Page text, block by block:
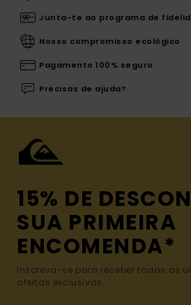
Junta-te ao programa de
Nosso compromisso ecológico
Pagamento 100% seguro
Precisas de ajuda?
15% DE
SUA PRIMEIRA
ENCOMENDA*
Inscreva-se para receber todas as
ofertas exclusivas.